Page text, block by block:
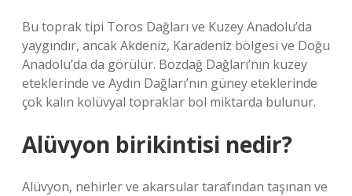
Bu toprak tipi Toros Dağları ve Kuzey Anadolu’da
yaygındır, ancak Akdeniz, Karadeniz bölgesi ve Doğu
Anadolu’da da görülür. Bozdağ Dağları’nın kuzey
eteklerinde ve Aydın Dağları’nın güney eteklerinde
çok kalın kolüvyal topraklar bol miktarda bulunur.
Alüvyon birikintisi nedir?
Alüvyon, nehirler ve akarsular tarafından taşınan ve